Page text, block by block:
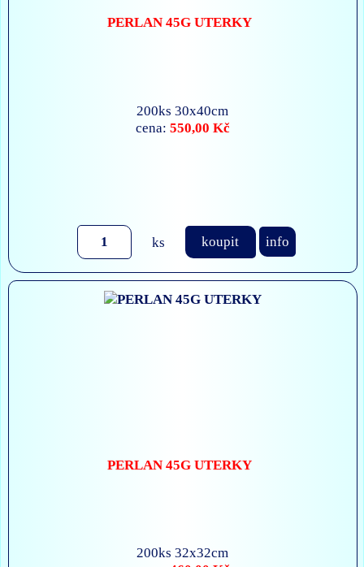
PERLAN 45G UTERKY
200ks 30x40cm
cena: 550,00 Kč
ks koupit info
PERLAN 45G UTERKY
200ks 32x32cm